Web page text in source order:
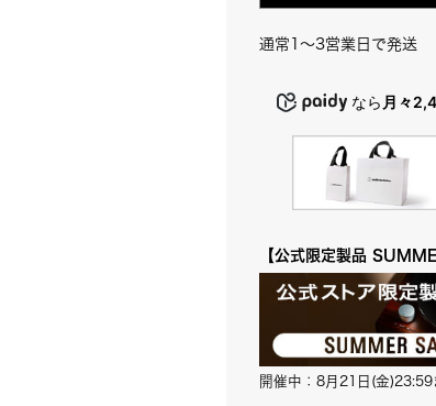
通常1～3営業日で発送
なら 月々
【公式限定製品
開催中：8月21日(金